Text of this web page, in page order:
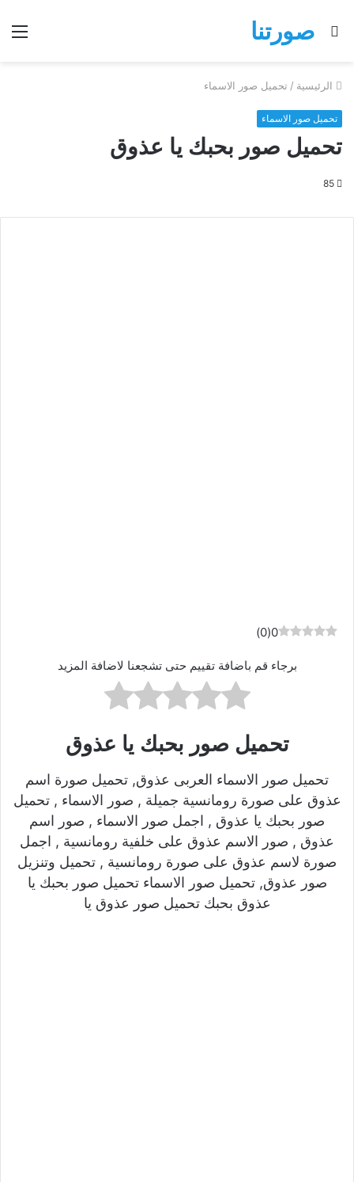
صورتنا
بحث
الرئيسية / تحميل صور الاسماء
تحميل صور الاسماء
تحميل صور بحبك يا عذوق
85
0
(
0
)
برجاء قم باضافة تقييم حتى تشجعنا لاضافة المزيد
تحميل صور بحبك يا عذوق
تحميل صور الاسماء العربى عذوق, تحميل صورة اسم
عذوق على صورة رومانسية جميلة , صور الاسماء , تحميل
صور بحبك يا عذوق , اجمل صور الاسماء , صور اسم
عذوق , صور الاسم عذوق على خلفية رومانسية , اجمل
صورة لاسم عذوق على صورة رومانسية , تحميل وتنزيل
صور عذوق, تحميل صور الاسماء تحميل صور بحبك يا
عذوق بحبك تحميل صور عذوق يا